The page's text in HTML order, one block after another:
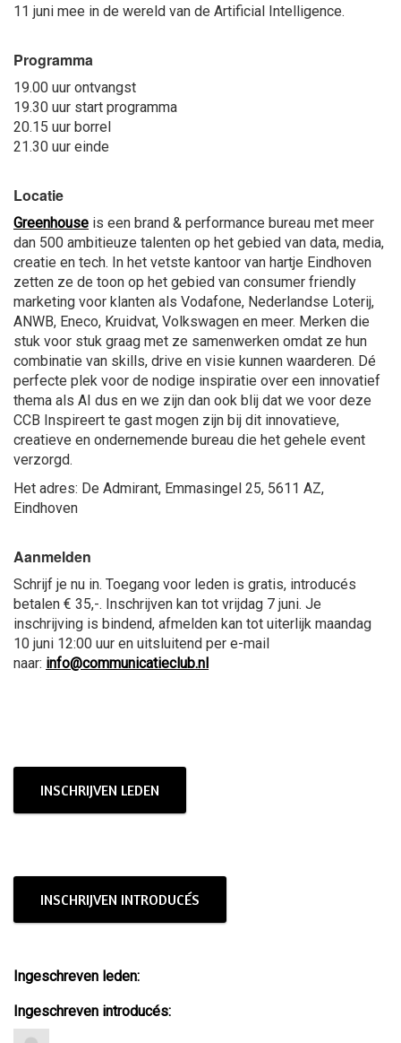
11 juni mee in de wereld van de Artificial Intelligence.
Programma
19.00 uur ontvangst
19.30 uur start programma
20.15 uur borrel
21.30 uur einde
Locatie
Greenhouse is een brand & performance bureau met meer
dan 500 ambitieuze talenten op het gebied van data, media,
creatie en tech. In het vetste kantoor van hartje Eindhoven
zetten ze de toon op het gebied van consumer friendly
marketing voor klanten als Vodafone, Nederlandse Loterij,
ANWB, Eneco, Kruidvat, Volkswagen en meer. Merken die
stuk voor stuk graag met ze samenwerken omdat ze hun
combinatie van skills, drive en visie kunnen waarderen. Dé
perfecte plek voor de nodige inspiratie over een innovatief
thema als AI dus en we zijn dan ook blij dat we voor deze
CCB Inspireert te gast mogen zijn bij dit innovatieve,
creatieve en ondernemende bureau die het gehele event
verzorgd.
Het adres: De Admirant, Emmasingel 25, 5611 AZ,
Eindhoven
Aanmelden
Schrijf je nu in. Toegang voor leden is gratis, introducés
betalen € 35,-. Inschrijven kan tot vrijdag 7 juni. Je
inschrijving is bindend, afmelden kan tot uiterlijk maandag
10 juni 12:00 uur en uitsluitend per e-mail
naar: info@communicatieclub.nl
INSCHRIJVEN LEDEN
INSCHRIJVEN INTRODUCÉS
Ingeschreven leden:
Ingeschreven introducés: